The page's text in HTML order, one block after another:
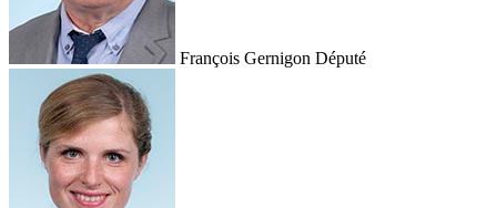
François Gernigon Député